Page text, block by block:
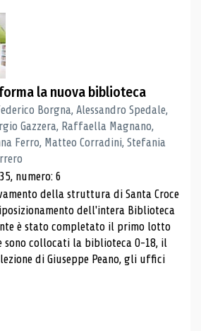
la nuova biblioteca
Borgna, Alessandro Spedale,
Gazzera, Raffaella Magnano,
Ferro, Matteo Corradini, Stefania
numero: 6
della struttura di Santa Croce
dell'intera Biblioteca
è stato completato il primo lotto
sono collocati la biblioteca 0-18, il
di Giuseppe Peano, gli uffici